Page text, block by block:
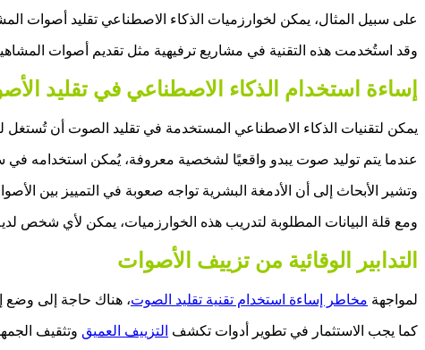
على سبيل المثال، يمكن لخوارزميات الذكاء الاصطناعي تقليد أصوات
وقد استُخدمت هذه التقنية في مشاريع ترفيهية مثل تقديم أصوات
إساءة استخدام الذكاء الاصطناعي في تقليد
يمكن لتقنيات الذكاء الاصطناعي المستخدمة في تقليد الصوت أن
عندما يتم توليد صوت يبدو واقعيًا لشخصية معروفة، يُمكن استخدامه في
وتشير الأبحاث إلى أن الأدمغة البشرية تواجه صعوبة في التمييز بين
ومع قلة البيانات المطلوبة لتدريب هذه الخوارزميات، يمكن لأي شخص
التدابير الوقائية من تزييف الأصوات
لمواجهة مخاطر إساءة استخدام تقنية تقليد الصوت، هناك حاجة إلى وضع
كما يجب الاستثمار في تطوير أدوات تكشف التزييف العميق وتثقيف